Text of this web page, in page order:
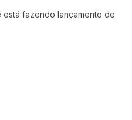
está fazendo lançamento de